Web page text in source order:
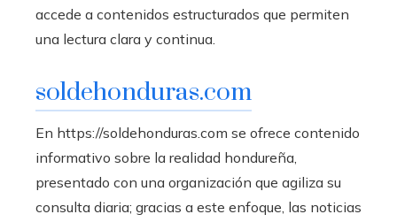
accede a contenidos estructurados que permiten
una lectura clara y continua.
soldehonduras.com
En https://soldehonduras.com se ofrece contenido
informativo sobre la realidad hondureña,
presentado con una organización que agiliza su
consulta diaria; gracias a este enfoque, las noticias